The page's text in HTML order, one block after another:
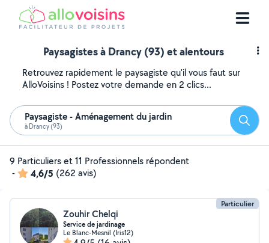
Paysagistes à Drancy (93) et alentours
Retrouvez rapidement le paysagiste qu'il vous faut sur
AlloVoisins ! Postez votre demande en 2 clics...
Paysagiste - Aménagement du jardin
à Drancy (93)
9 Particuliers et 11 Professionnels répondent
-
4,6/5 (262 avis)
Particulier
Zouhir Chelqi
Service de jardinage
Le Blanc-Mesnil (Iris12)